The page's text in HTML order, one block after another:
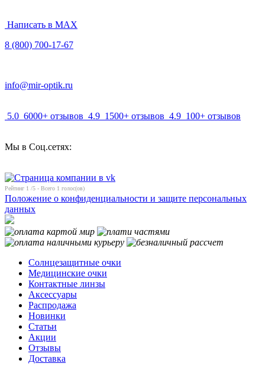
Написать в MAX
8 (800) 700-17-67
info@mir-optik.ru
5.0 6000+ отзывов 4.9 1500+ отзывов 4.9 100+ отзывов
Мы в Соц.сетях:
Рейтинг 1 /5 - Всего 1 голос(ов)
Положение о конфиденциальности и защите персональных
данных
Солнцезащитные очки
Медицинские очки
Контактные линзы
Аксессуары
Распродажа
Новинки
Статьи
Акции
Отзывы
Доставка